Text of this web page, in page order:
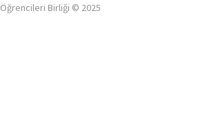
Öğrencileri Birliği © 2025